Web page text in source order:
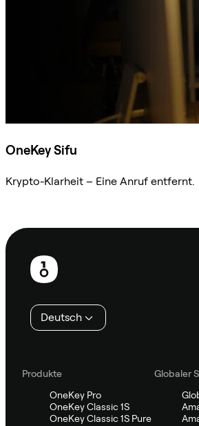
OneKey Sifu
Krypto-Klarheit – Eine Anruf entfernt.
Fußzeile
Deutsch
Produkte
OneKey Pro
OneKey Classic 1S
OneKey Classic 1S Pure
Globaler